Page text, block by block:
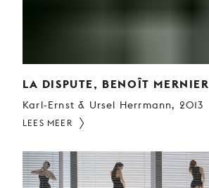
LA DISPUTE, BENOÎT MERNIER
Karl-Ernst & Ursel Herrmann, 2013
LEES MEER